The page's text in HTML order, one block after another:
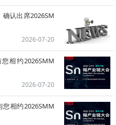
认出席2026SM
2026-07-20
相约2026SMM
2026-07-20
相约2026SMM